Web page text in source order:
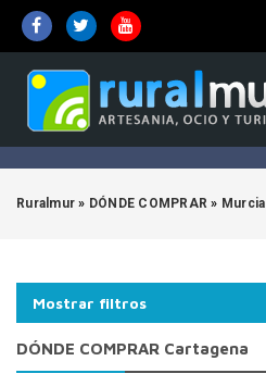
Ruralmur » DÓNDE COMPRAR » Murcia
Mostrar filtros
DÓNDE COMPRAR Cartagena